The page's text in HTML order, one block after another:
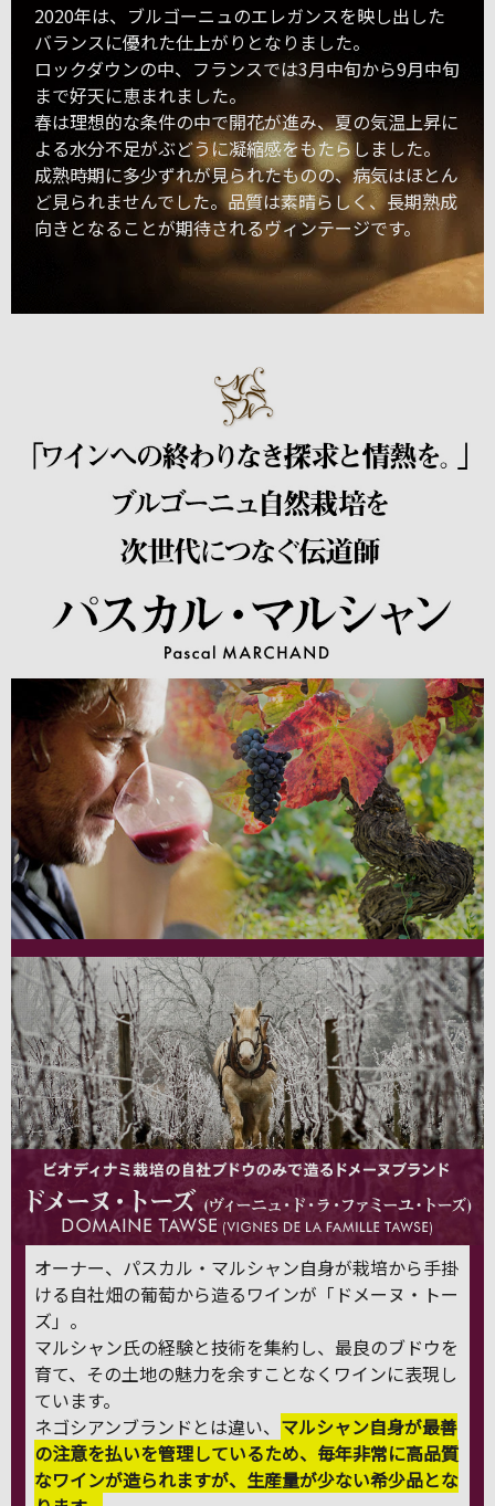
2020年は、ブルゴーニュのエレガンスを映し出した
バランスに優れた仕上がりとなりました。
ロックダウンの中、フランスでは3月中旬から9月中旬
まで好天に恵まれました。
春は理想的な条件の中で開花が進み、夏の気温上昇に
よる水分不足がぶどうに凝縮感をもたらしました。
成熟時期に多少ずれが見られたものの、病気はほとん
ど見られませんでした。品質は素晴らしく、長期熟成
向きとなることが期待されるヴィンテージです。
オーナー、パスカル・マルシャン自身が栽培から手掛
ける自社畑の葡萄から造るワインが「ドメーヌ・トー
ズ」。
マルシャン氏の経験と技術を集約し、最良のブドウを
育て、その土地の魅力を余すことなくワインに表現し
ています。
ネゴシアンブランドとは違い、 マルシャン自身が最善
の注意を払いを管理しているため、毎年非常に高品質
なワインが造られますが、生産量が少ない希少品とな